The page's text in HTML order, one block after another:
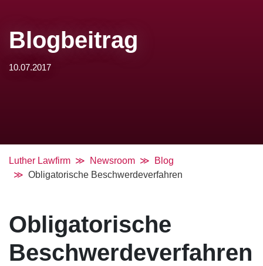
Blogbeitrag
10.07.2017
Luther Lawfirm Newsroom
Blog
Obligatorische Beschwerdeverfahren
Obligatorische
Beschwerdeverfahren